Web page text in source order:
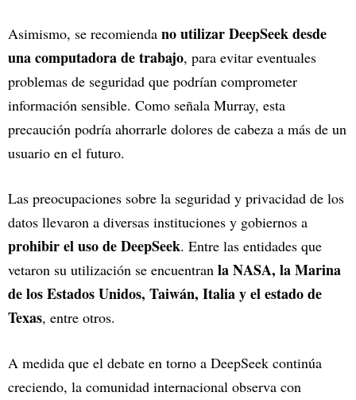
Asimismo, se recomienda no utilizar DeepSeek desde
una computadora de trabajo, para evitar eventuales
problemas de seguridad que podrían comprometer
información sensible. Como señala Murray, esta
precaución podría ahorrarle dolores de cabeza a más de un
usuario en el futuro.
Las preocupaciones sobre la seguridad y privacidad de los
datos llevaron a diversas instituciones y gobiernos a
prohibir el uso de DeepSeek. Entre las entidades que
vetaron su utilización se encuentran la NASA, la Marina
de los Estados Unidos, Taiwán, Italia y el estado de
Texas, entre otros.
A medida que el debate en torno a DeepSeek continúa
creciendo, la comunidad internacional observa con